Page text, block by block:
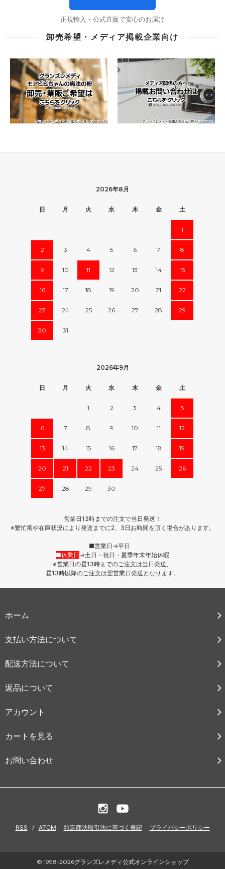
正規輸入・公式直販で安心のお届け
卸売希望・メディア掲載企業向け
2026年8月
日 月 火 水 木 金 土
1
2 3 4 5 6 7 8
9 10 11 12 13 14 15
16 17 18 19 20 21 22
23 24 25 26 27 28 29
30 31
2026年9月
日 月 火 水 木 金 土
1 2 3 4 5
6 7 8 9 10 11 12
13 14 15 16 17 18 19
20 21 22 23 24 25 26
27 28 29 30
営業日13時までの注文で当日発送！
※繁忙期や在庫状況により発送までに2、3日お時間を頂く場合があります。
■営業日→平日
■休業日 →土日・祝日・夏季年末年始休暇
※営業日の昼13時までのご注文は当日発送、
昼13時以降のご注文は翌営業日発送となります。
ホーム
支払い方法について
配送方法について
返品について
アカウント
カートを見る
お問い合わせ
RSS / ATOM 特定商法取引法に基づく表記 プライバシーポリシー
© 1998-2026グランズレメディ公式オンラインショップ